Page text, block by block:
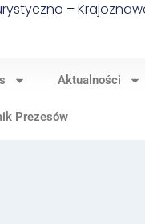
–
Aktualności
Prezesów